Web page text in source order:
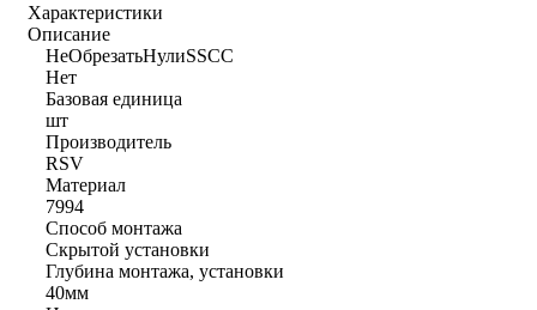
Характеристики
Описание
НеОбрезатьНулиSSCC
Нет
Базовая единица
шт
Производитель
RSV
Материал
7994
Способ монтажа
Скрытой установки
Глубина монтажа, установки
40мм